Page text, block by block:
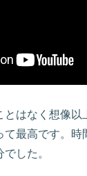
はなく想像以
て最高です。時
した。